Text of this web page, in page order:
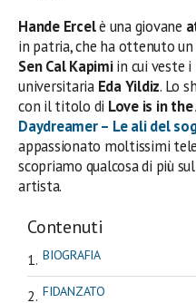
Hande Ercelè una giovane
in patria, che ha ottenuto
Sen Cal Kapimiin cui veste i
universitaria Eda Yildiz. Lo
con il titolo di Love is in the
Daydreamer – Le ali del
appassionato moltissimi
scopriamo qualcosa di più
artista.
Contenuti
BIOGRAFIA
FIDANZATO